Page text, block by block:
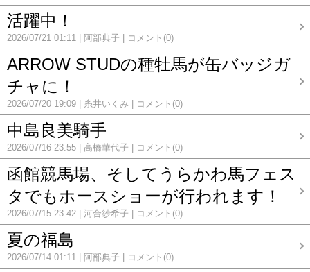
活躍中！
2026/07/21 01:11 阿部典子 コメント(0)
ARROW STUDの種牡馬が缶バッジガ
チャに！
2026/07/20 19:09 糸井いくみ コメント(0)
中島良美騎手
2026/07/16 23:55 高橋華代子 コメント(0)
函館競馬場、そしてうらかわ馬フェス
タでもホースショーが行われます！
2026/07/15 23:42 河合紗希子 コメント(0)
夏の福島
2026/07/14 01:11 阿部典子 コメント(0)